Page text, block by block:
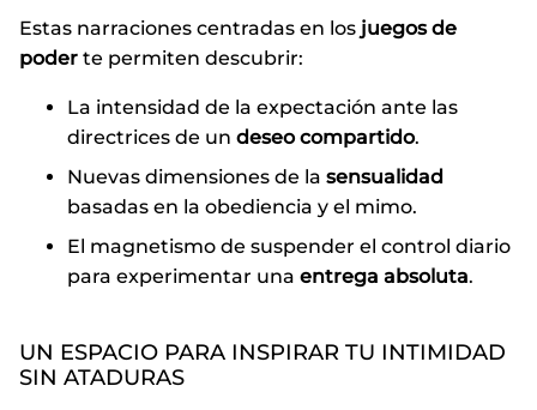
Estas narraciones centradas en los juegos de
poder te permiten descubrir:
La intensidad de la expectación ante las
directrices de un deseo compartido.
Nuevas dimensiones de la sensualidad
basadas en la obediencia y el mimo.
El magnetismo de suspender el control diario
para experimentar una entrega absoluta.
UN ESPACIO PARA INSPIRAR TU INTIMIDAD
SIN ATADURAS